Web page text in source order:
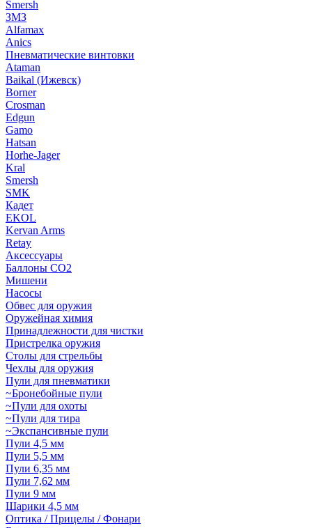
Smersh
ЗМЗ
Alfamax
Anics
Пневматические винтовки
Ataman
Baikal (Ижевск)
Borner
Crosman
Edgun
Gamo
Hatsan
Horhe-Jager
Kral
Smersh
SMK
Кадет
EKOL
Kervan Arms
Retay
Аксессуары
Баллоны СО2
Мишени
Насосы
Обвес для оружия
Оружейная химия
Принадлежности для чистки
Пристрелка оружия
Столы для стрельбы
Чехлы для оружия
Пули для пневматики
~Бронебойные пули
~Пули для охоты
~Пули для тира
~Экспансивные пули
Пули 4,5 мм
Пули 5,5 мм
Пули 6,35 мм
Пули 7,62 мм
Пули 9 мм
Шарики 4,5 мм
Оптика / Прицелы / Фонари